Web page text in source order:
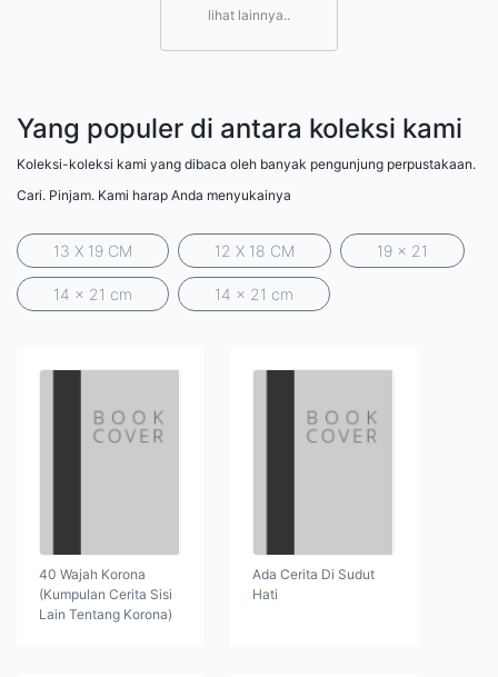
lihat lainnya..
Yang populer di antara koleksi kami
Koleksi-koleksi kami yang dibaca oleh banyak pengunjung perpustakaan.
Cari. Pinjam. Kami harap Anda menyukainya
13 X 19 CM 12 X 18 CM 19 x 21
14 x 21 cm 14 x 21 cm
40 Wajah Korona
(Kumpulan Cerita Sisi
Lain Tentang Korona)
Ada Cerita Di Sudut
Hati